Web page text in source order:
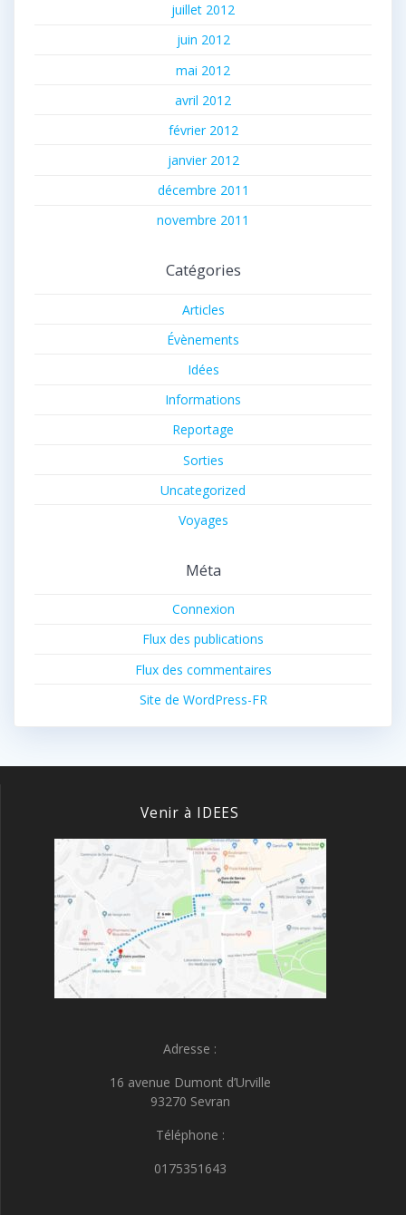
juillet 2012
juin 2012
mai 2012
avril 2012
février 2012
janvier 2012
décembre 2011
novembre 2011
Catégories
Articles
Évènements
Idées
Informations
Reportage
Sorties
Uncategorized
Voyages
Méta
Connexion
Flux des publications
Flux des commentaires
Site de WordPress-FR
Venir à IDEES
Adresse :
16 avenue Dumont d’Urville
93270 Sevran
Téléphone :
0175351643